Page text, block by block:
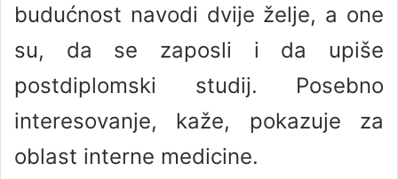
budućnost navodi dvije želje, a one
su, da se zaposli i da upiše
postdiplomski studij. Posebno
interesovanje, kaže, pokazuje za
oblast interne medicine.